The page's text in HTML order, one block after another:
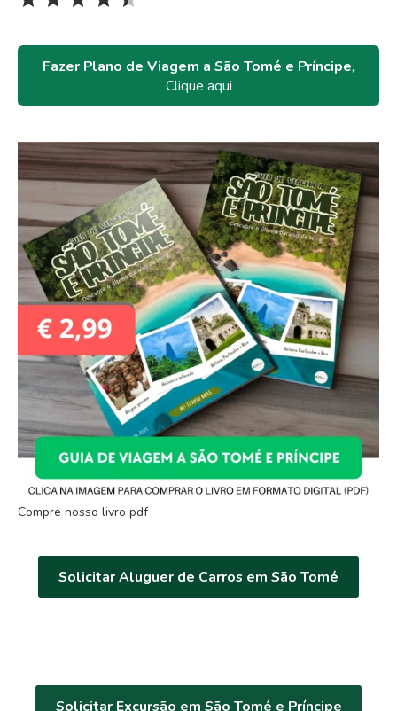
Fazer Plano de Viagem a São Tomé e Príncipe,
Clique aqui
Compre nosso livro pdf
Solicitar Aluguer de Carros em São Tomé
Solicitar Excursão em São Tomé e Príncipe